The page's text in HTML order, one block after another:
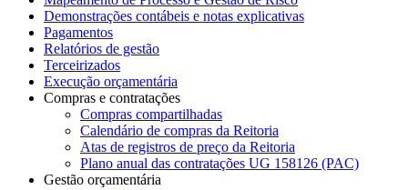
Demonstrações contábeis e notas explicativas
Pagamentos
Relatórios de gestão
Terceirizados
Execução orçamentária
Compras e contratações
Compras compartilhadas
Calendário de compras da Reitoria
Atas de registros de preço da Reitoria
Plano anual das contratações UG 158126 (PAC)
Gestão orçamentária